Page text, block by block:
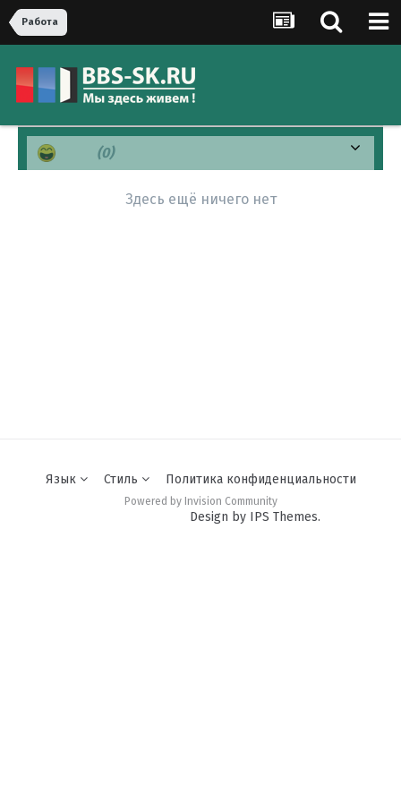
Рaбoта
(0)
Здесь ещё ничего нет
Язык Стиль Политика конфиденциальности
Powered by Invision Community
Design by IPS Themes.